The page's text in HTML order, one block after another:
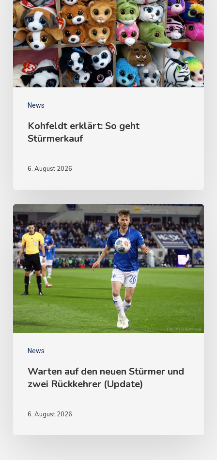
News
Kohfeldt erklärt: So geht
Stürmerkauf
6. August 2026
News
Warten auf den neuen Stürmer und
zwei Rückkehrer (Update)
6. August 2026